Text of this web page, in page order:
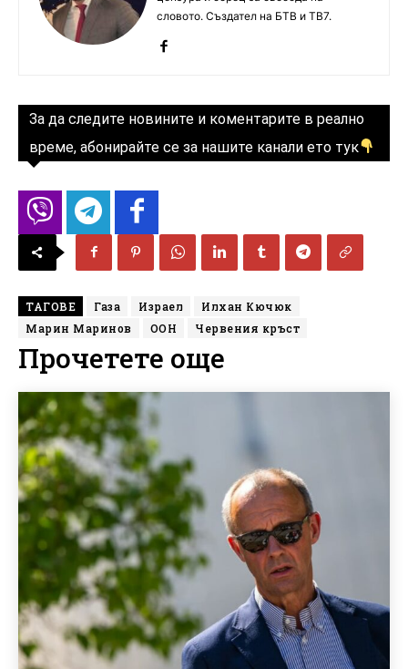
словото. Създател на БТВ и ТВ7.
За да следите новините и коментарите в реално
време, абонирайте се за нашите канали ето тук
ТАГОВЕ Газа Израел
Илхан Кючюк
Марин Маринов
ООН Червения кръст
Прочетете още